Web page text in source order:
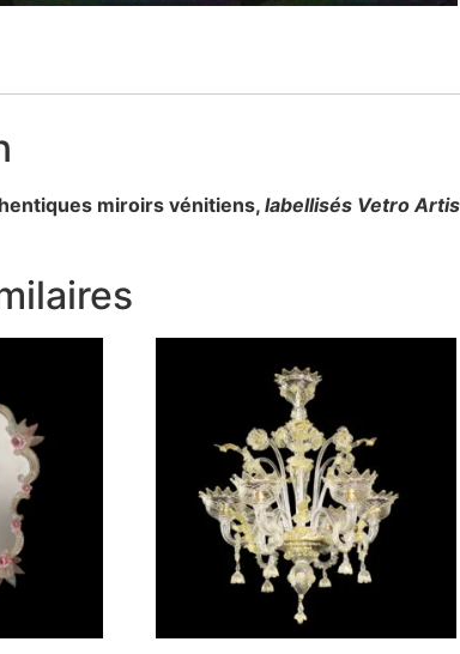
miroirs vénitiens, labellisés Vetro